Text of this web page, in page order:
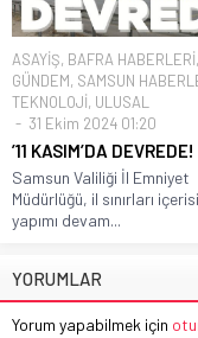
ASAYİŞ, BAFRA HABERLERİ,
GÜNDEM, SAMSUN
TEKNOLOJİ, ULUSAL
31 Ekim 2024 01:20
’11 KASIM’DA DEVREDE!
Samsun Valiliği İl Emniyet
Müdürlüğü, il sınırları
yapımı devam...
YORUMLAR
Yorum yapabilmek için